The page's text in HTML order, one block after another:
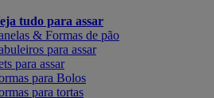
tudo para assar
& Formas de pão
para assar
para assar
para Bolos
para tortas